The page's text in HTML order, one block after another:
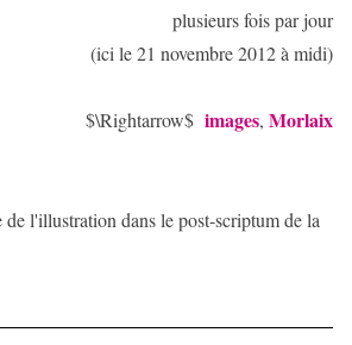
plusieurs fois par jour
(ici le 21 novembre 2012 à midi)
$\Rightarrow$ images, Morlaix
l'illustration dans le post-scriptum de la